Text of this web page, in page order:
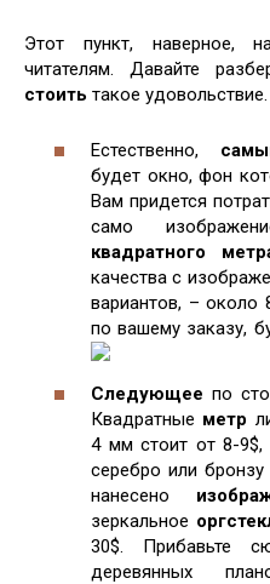
Этот пункт, наверное,
читателям. Давайте
стоить такое удовольствие.
Естественно,
будет окно, фон
Вам придется
само
квадратного
качества с
вариантов, – около
по вашему заказу,
Следующее по
Квадратные метр
4 мм стоит от 8-9$,
серебро или
нанесено
зеркальное
30$. Прибавьте
деревянных